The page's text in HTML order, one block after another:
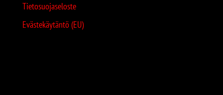
Tietosuojaseloste
Evästekäytäntö (EU)